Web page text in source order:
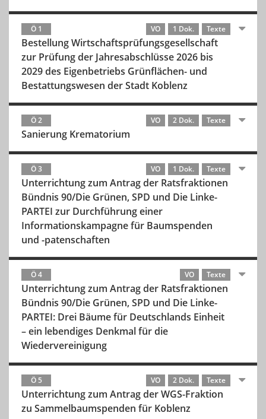
Ö 1 VO 1 Dok. Texte
Bestellung Wirtschaftsprüfungsgesellschaft
zur Prüfung der Jahresabschlüsse 2026 bis
2029 des Eigenbetriebs Grünflächen- und
Bestattungswesen der Stadt Koblenz
Ö 2 VO 2 Dok. Texte
Sanierung Krematorium
Ö 3 VO 1 Dok. Texte
Unterrichtung zum Antrag der Ratsfraktionen
Bündnis 90/Die Grünen, SPD und Die Linke-
PARTEI zur Durchführung einer
Informationskampagne für Baumspenden
und -patenschaften
Ö 4 VO Texte
Unterrichtung zum Antrag der Ratsfraktionen
Bündnis 90/Die Grünen, SPD und Die Linke-
PARTEI: Drei Bäume für Deutschlands Einheit
– ein lebendiges Denkmal für die
Wiedervereinigung
Ö 5 VO 2 Dok. Texte
Unterrichtung zum Antrag der WGS-Fraktion
zu Sammelbaumspenden für Koblenz